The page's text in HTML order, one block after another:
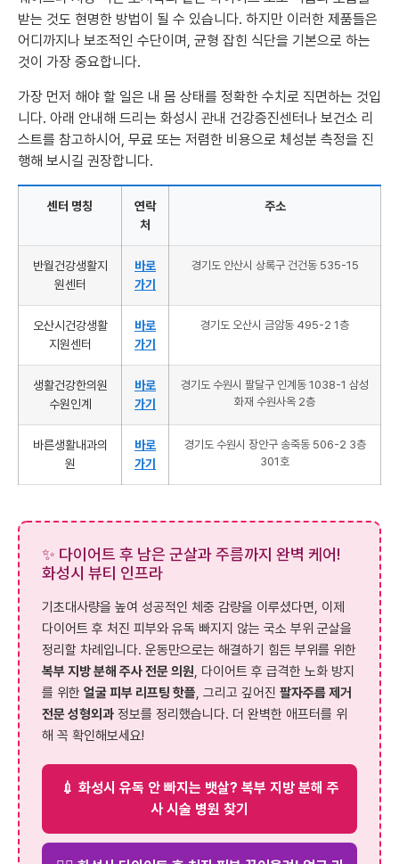
받는 것도 현명한 방법이 될 수 있습니다. 하지만 이러한 제품들은
어디까지나 보조적인 수단이며, 균형 잡힌 식단을 기본으로 하는
것이 가장 중요합니다.
가장 먼저 해야 할 일은 내 몸 상태를 정확한 수치로 직면하는 것입
니다. 아래 안내해 드리는 화성시 관내 건강증진센터나 보건소 리
스트를 참고하시어, 무료 또는 저렴한 비용으로 체성분 측정을 진
행해 보시길 권장합니다.
센터 명칭
연락
처
주소
반월건강생활지
원센터
바로
가기
경기도 안산시 상록구 건건동 535-15
오산시건강생활
지원센터
바로
가기
경기도 오산시 금암동 495-2 1층
생활건강한의원
수원인계
바로
가기
경기도 수원시 팔달구 인계동 1038-1 삼성
화재 수원사옥 2층
바른생활내과의
원
바로
가기
경기도 수원시 장안구 송죽동 506-2 3층
301호
✨ 다이어트 후 남은 군살과 주름까지 완벽 케어!
화성시 뷰티 인프라
기초대사량을 높여 성공적인 체중 감량을 이루셨다면, 이제
다이어트 후 처진 피부와 유독 빠지지 않는 국소 부위 군살을
정리할 차례입니다. 운동만으로는 해결하기 힘든 부위를 위한
복부 지방 분해 주사 전문 의원, 다이어트 후 급격한 노화 방지
를 위한 얼굴 피부 리프팅 핫플, 그리고 깊어진 팔자주름 제거
전문 성형외과 정보를 정리했습니다. 더 완벽한 애프터를 위
해 꼭 확인해보세요!
💉 화성시 유독 안 빠지는 뱃살? 복부 지방 분해 주
사 시술 병원 찾기